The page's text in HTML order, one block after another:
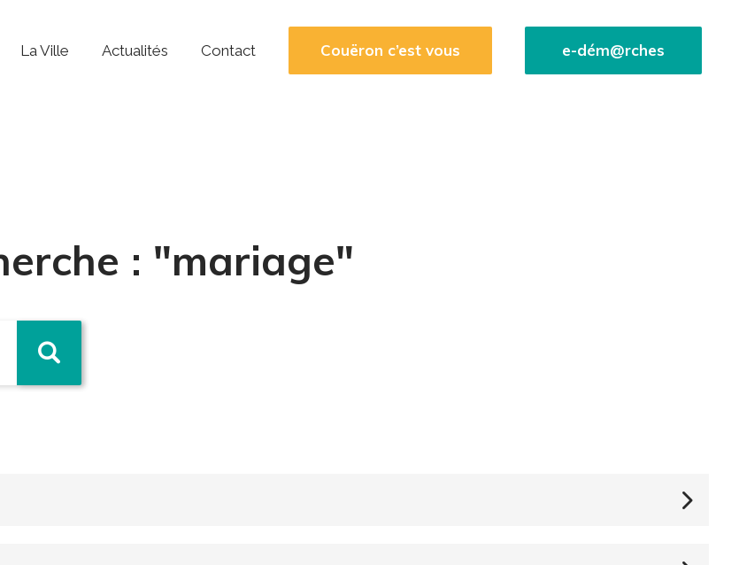
La Ville Actualités Contact Couëron c’est vous e-dém@rches
: "mariage"